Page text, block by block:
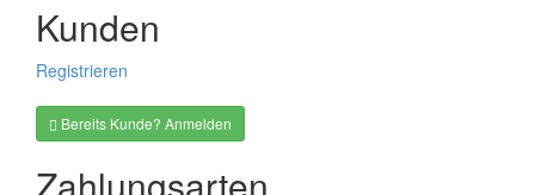
Kunden
Registrieren
Bereits Kunde? Anmelden